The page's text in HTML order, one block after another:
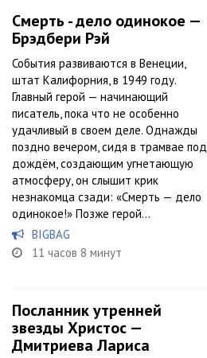
Смерть - дело одинокое —
Брэдбери Рэй
События развиваются в Венеции,
штат Калифорния, в 1949 году.
Главный герой — начинающий
писатель, пока что не особенно
удачливый в своем деле. Однажды
поздно вечером, сидя в трамвае под
дождём, создающим угнетающую
атмосферу, он слышит крик
незнакомца сзади: «Смерть — дело
одинокое!» Позже герой...
BIGBAG
11 часов 8 минут
Посланник утренней
звезды Христос —
Дмитриева Лариса